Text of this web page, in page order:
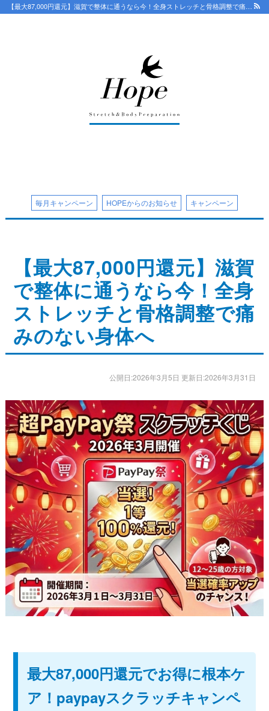
【最大87,000円還元】滋賀で整体に通うなら今！全身ストレッチと骨格調整で痛みのない身体へ | 滋賀 守山市整体HOPE【18年/口コミ4.8】骨盤から根本改善 ストレッチで優しく 守山で人気・おすすめ整体院
毎月キャンペーン HOPEからのお知らせ キャンペーン
【最大87,000円還元】滋賀
で整体に通うなら今！全身
ストレッチと骨格調整で痛
みのない身体へ
公開日:2026年3月5日 更新日:2026年3月31日
最大87,000円還元でお得に根本ケ
ア！paypayスクラッチキャンペ
LINE予約の流れ
オンライン問診
ストレッチ整体
体幹トレーニング
骨盤矯正・姿勢矯正
アスリートスリープコーチ
こどもの整体
オンライン整体
タイ古式マッサージ
お客様の声
ストレッチ整体
姿勢矯正・骨盤矯正
体幹トレーニング